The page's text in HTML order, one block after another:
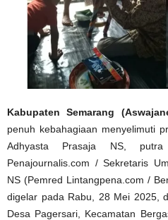
Kabupaten Semarang
penuh kebahagiaan menyelimuti
Adhyasta Prasaja NS,
Penajournalis.com / Sekretaris
NS (Pemred Lintangpena.com /
digelar pada Rabu, 28 Mei 2025,
Desa Pagersari, Kecamatan